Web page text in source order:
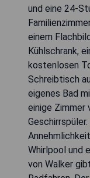
und eine 24-
einem
Kühlschrank,
kostenlosen
Schreibtisch
eigenes Bad
einige Zimmer
Whirlpool und
von Walker